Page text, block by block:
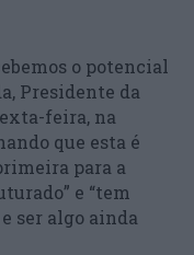
o potencial
Presidente da
feira, na
que esta é
para a
e “tem
ser algo ainda